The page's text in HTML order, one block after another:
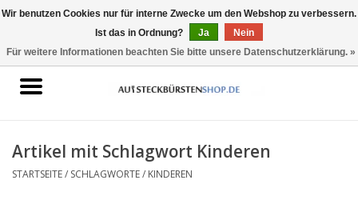
Startseite
Oral-B
Artikel mit Schlagwort Kinderen
STARTSEITE/ SCHLAGWORTE/ KINDEREN
Wir benutzen Cookies nur für interne Zwecke um den Webshop zu verbessern.
Ist das in Ordnung?
Ja
Nein
Für weitere Informationen beachten Sie bitte unsere Datenschutzerklärung. »